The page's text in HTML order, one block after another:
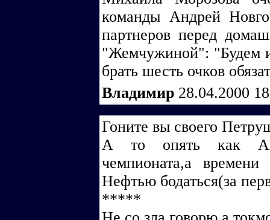
команды Андрей
партнеров перед
"Жемчужиной": "Будем
брать шесть очков
Владимир 28.04.2000
Гоните вы своего
А то опять как
чемпионата,а
Нефтью бодаться(за
*****